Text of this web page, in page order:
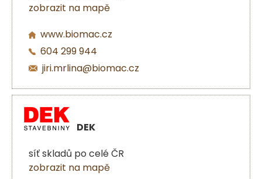
zobrazit na mapě
www.biomac.cz
604 299 944
jiri.mrlina@biomac.cz
DEK
síť skladů po celé ČR
zobrazit na mapě